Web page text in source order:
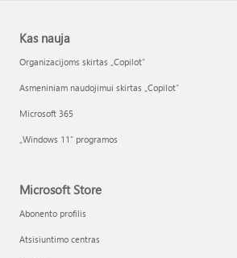
Kas nauja
Organizacijoms skirtas „Copilot“
Asmeniniam naudojimui skirtas „Copilot“
Microsoft 365
„Windows 11“ programos
Microsoft Store
Abonento profilis
Atsisiuntimo centras